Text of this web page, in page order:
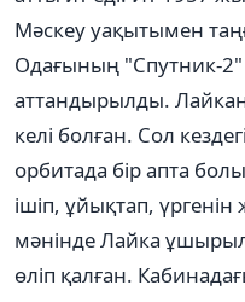
Мәскеу уақытымен
Одағының "Спутник-2"
аттандырылды.
келі болған. Сол
орбитада бір апта
ішіп, ұйықтап,
мәнінде Лайка
өліп қалған.